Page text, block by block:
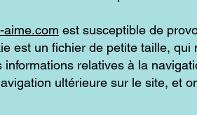
aime.com est susceptible de
est un fichier de petite taille,
informations relatives à la
ultérieure sur le site, et